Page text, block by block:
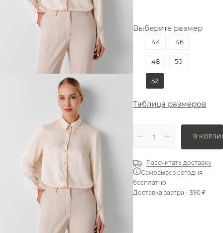
Выберите размер
44 46
48 50
52
Таблица размеров
В
Рассчитать доставку
Самовывоз сегодня -
бесплатно
Доставка завтра - 390 ₽